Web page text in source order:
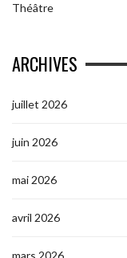
Théâtre
ARCHIVES
juillet 2026
juin 2026
mai 2026
avril 2026